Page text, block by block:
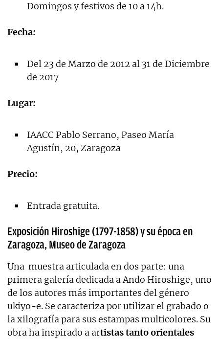
Domingos y festivos de 10 a 14h.
Fecha:
Del 23 de Marzo de 2012 al 31 de Diciembre
de 2017
Lugar:
IAACC Pablo Serrano, Paseo María
Agustín, 20, Zaragoza
Precio:
Entrada gratuita.
Exposición Hiroshige (1797-1858) y su época en
Zaragoza, Museo de Zaragoza
Una muestra articulada en dos parte: una
primera galería dedicada a Ando Hiroshige, uno
de los autores más importantes del género
ukiyo-e. Se caracteriza por utilizar el grabado o
la xilografía para sus estampas multicolores. Su
obra ha inspirado a artistas tanto orientales